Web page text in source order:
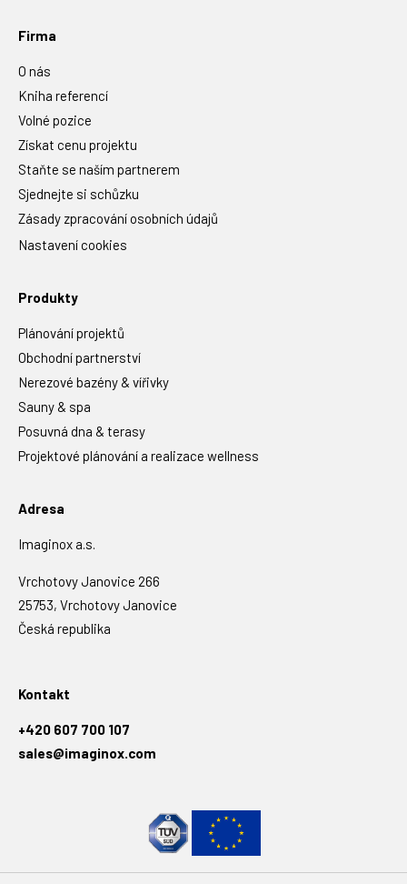
Firma
O nás
Kniha referencí
Volné pozice
Získat cenu projektu
Staňte se naším partnerem
Sjednejte si schůzku
Zásady zpracování osobních údajů
Nastavení cookies
Produkty
Plánování projektů
Obchodní partnerství
Nerezové bazény & vířivky
Sauny & spa
Posuvná dna & terasy
Projektové plánování a realizace wellness
Adresa
Imaginox a.s.
Vrchotovy Janovice 266
25753, Vrchotovy Janovice
Česká republika
Kontakt
+420 607 700 107
sales@imaginox.com